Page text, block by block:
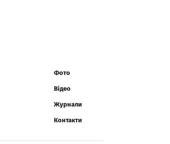
Фото
Відео
Журнали
Контакти